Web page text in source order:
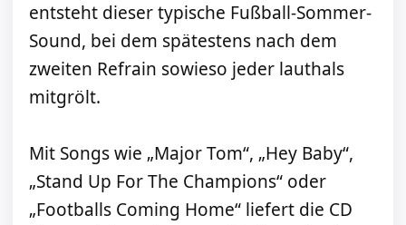
entsteht dieser typische Fußball-Sommer-
Sound, bei dem spätestens nach dem
zweiten Refrain sowieso jeder lauthals
mitgrölt.
Mit Songs wie „Major Tom“, „Hey Baby“,
„Stand Up For The Champions“ oder
„Footballs Coming Home“ liefert die CD